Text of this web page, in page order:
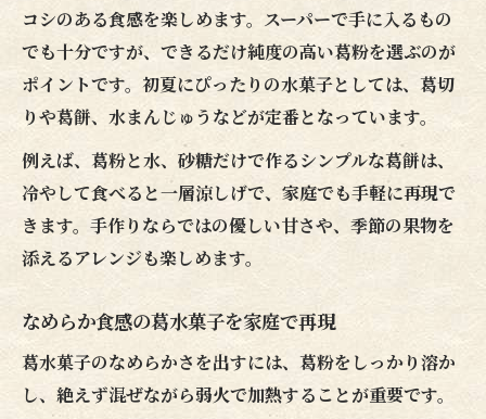
コシのある食感を楽しめます。スーパーで手に入るもの
でも十分ですが、できるだけ純度の高い葛粉を選ぶのが
ポイントです。初夏にぴったりの水菓子としては、葛切
りや葛餅、水まんじゅうなどが定番となっています。
例えば、葛粉と水、砂糖だけで作るシンプルな葛餅は、
冷やして食べると一層涼しげで、家庭でも手軽に再現で
きます。手作りならではの優しい甘さや、季節の果物を
添えるアレンジも楽しめます。
なめらか食感の葛水菓子を家庭で再現
葛水菓子のなめらかさを出すには、葛粉をしっかり溶か
し、絶えず混ぜながら弱火で加熱することが重要です。